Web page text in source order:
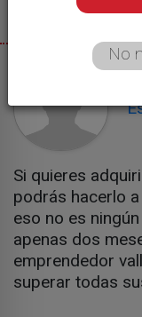
Si quieres
podrás hacerlo
eso no es
apenas dos
emprendedor
superar todas
No